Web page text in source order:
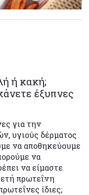
ή κακή;
έξυπνες
για την
υγιούς δέρματος
να αποθηκεύουμε
να
να είμαστε
πρωτεΐνη
ίδιες;